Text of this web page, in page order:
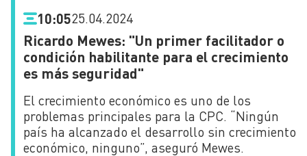
10:0525.04.2024
Ricardo Mewes: "Un primer facilitador o
condición habilitante para el crecimiento
es más seguridad"
El crecimiento económico es uno de los
problemas principales para la CPC. “Ningún
país ha alcanzado el desarrollo sin crecimiento
económico, ninguno”, aseguró Mewes.